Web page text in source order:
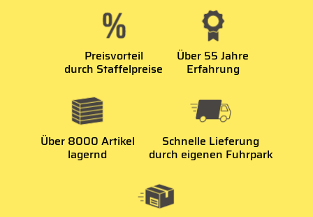
Preisvorteil
durch Staffelpreise
Über 55 Jahre
Erfahrung
Über 8000 Artikel
lagernd
Schnelle Lieferung
durch eigenen Fuhrpark